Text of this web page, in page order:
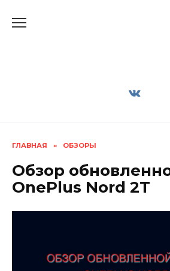
ГЛАВНАЯ » ОБЗОРЫ
Обзор
OnePlus Nord 2T